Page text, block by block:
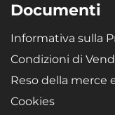
Documenti
Informativa sulla
Condizioni di
Reso della merce
Cookies